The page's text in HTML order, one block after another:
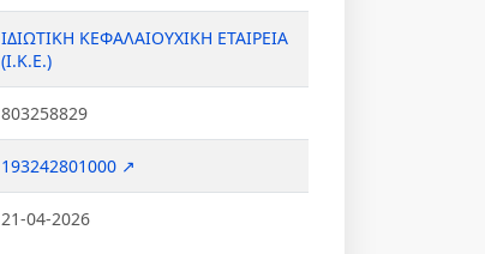
ΙΔΙΩΤΙΚΗ ΚΕΦΑΛΑΙΟΥΧΙΚΗ ΕΤΑΙΡΕΙΑ
(Ι.Κ.Ε.)
803258829
193242801000 ↗
21-04-2026